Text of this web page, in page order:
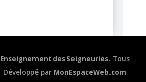
des Seigneuries. Tous
Développé par MonEspaceWeb.com